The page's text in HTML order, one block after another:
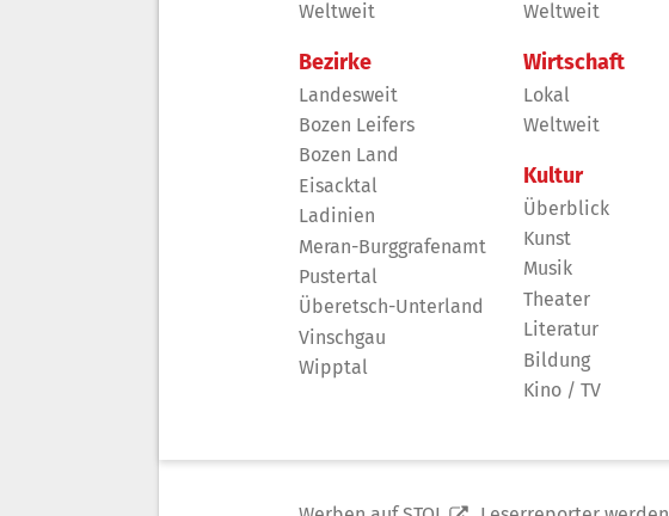
Weltweit
Bezirke
Landesweit
Bozen Leifers
Bozen Land
Eisacktal
Ladinien
Meran-Burggrafenamt
Pustertal
Überetsch-Unterland
Vinschgau
Wipptal
Weltweit
Wirtschaft
Lokal
Weltweit
Kultur
Überblick
Kunst
Musik
Theater
Literatur
Bildung
Kino / TV